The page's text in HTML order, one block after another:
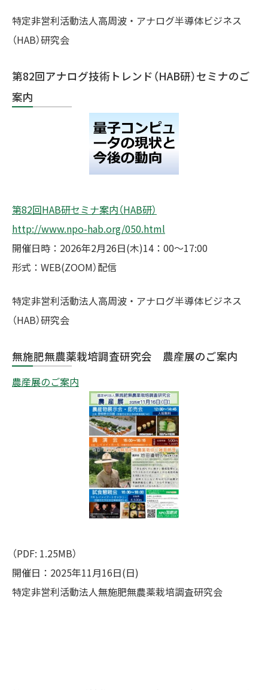
特定非営利活動法人⾼周波・アナログ半導体ビジネス
（HAB）研究会
第82回アナログ技術トレンド（HAB研）セミナのご
案内
第82回HAB研セミナ案内（HAB研）
http://www.npo-hab.org/050.html
開催日時：2026年2月26日(木)14：00～17:00
形式：WEB(ZOOM）配信
特定非営利活動法人⾼周波・アナログ半導体ビジネス
（HAB）研究会
無施肥無農薬栽培調査研究会 農産展のご案内
農産展のご案内
（PDF: 1.25MB）
開催日：2025年11月16日(日)
特定非営利活動法人無施肥無農薬栽培調査研究会